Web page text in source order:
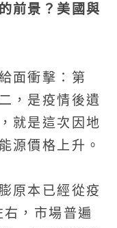
前景？美國與
面衝擊：第
，是疫情後遺
就是這次因地
源價格上升。
原本已經從疫
，市場普遍